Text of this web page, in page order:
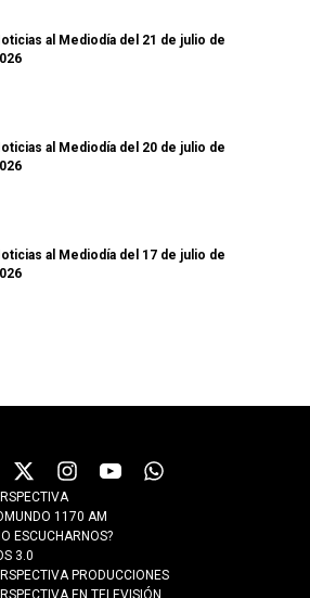
al Mediodía del 21 de julio de
al Mediodía del 20 de julio de
al Mediodía del 17 de julio de
1170 AM
ESCUCHARNOS?
3.0
PRODUCCIONES
EN TELEVISIÓN